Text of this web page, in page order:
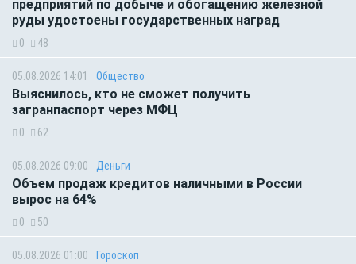
предприятий по добыче и обогащению железной
руды удостоены государственных наград
0 48
05.08.2026 14:01 Общество
Выяснилось, кто не сможет получить
загранпаспорт через МФЦ
0 62
05.08.2026 09:00 Деньги
Объем продаж кредитов наличными в России
вырос на 64%
0 50
05.08.2026 01:00 Гороскоп